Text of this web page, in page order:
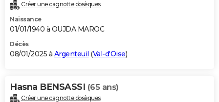
Destinations
City break
Voyage nature
Voyage de noces
Forum
Climat
+PHOTO
GUIDES D'ACHAT
BONS PLANS
Carte de Noël
Carte Bonne année
Carte Saint-Valentin
Carte Pâques
Carte d'anniversaire
DICTIONNAIRE
Créer une cagnotte obsèques
Naissance
01/01/1940 à OUJDA MAROC
Décès
08/01/2025 à Argenteuil (Val-d'Oise)
Hasna BENSASSI (65 ans)
Créer une cagnotte obsèques